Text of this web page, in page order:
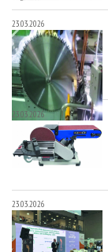
23.03.2026
23.03.2026
23.03.2026